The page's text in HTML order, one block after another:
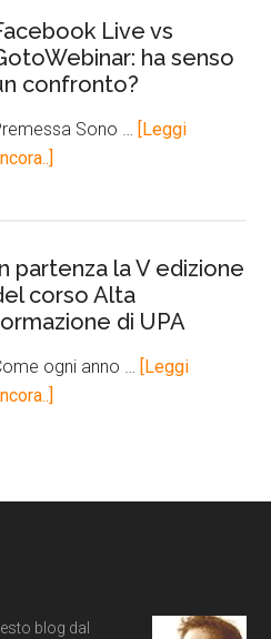
Live vs
ha senso
confronto?
Sono …
[Leggi
partenza la V edizione
corso Alta
di UPA
ogni anno …
[Leggi
blog dal